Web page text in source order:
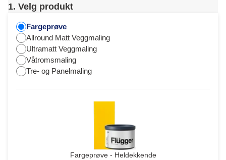
1. Velg produkt
Fargeprøve
Allround Matt Veggmaling
Ultramatt Veggmaling
Våtromsmaling
Tre- og Panelmaling
Fargeprøve - Heldekkende